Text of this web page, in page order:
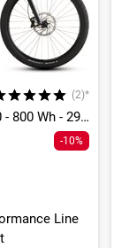
(2)*
Reaction Hybrid Pro 800 - 800 Wh - 29 Zoll - Diamant
-10%
Line